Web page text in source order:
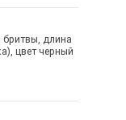
бритвы, длина
цвет черный